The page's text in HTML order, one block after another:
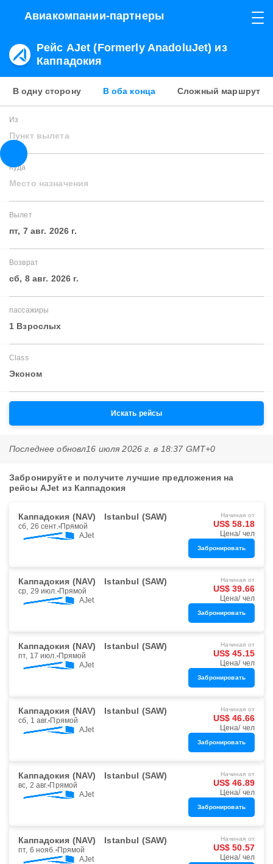
Авиакомпании-партнеры
Рейс AJet (Formerly AnadoluJet) из
Каппадокия
В одну сторону В оба конца Сложный маршрут
Из
Пункт вылета
Куда
Место назначения
Вылет
пт, 7 авг. 2026 г.
Возврат
сб, 8 авг. 2026 г.
пассажиры
1 Взрослых
Class
Эконом
Искать рейсы
Последнее обновл16 июля 2026 г. в 18:37 GMT+0
Забронируйте и получите лучшие предложения на
рейсы AJet из Каппадокия
Каппадокия (NAV) Istanbul (SAW)
сб, 26 сент. Прямой
AJet
Начиная от
US$ 58.18
Цена/ чел
Забронировать
Каппадокия (NAV) Istanbul (SAW)
ср, 29 июл. Прямой
AJet
Начиная от
US$ 39.66
Цена/ чел
Забронировать
Каппадокия (NAV) Istanbul (SAW)
пт, 17 июл. Прямой
AJet
Начиная от
US$ 45.15
Цена/ чел
Забронировать
Каппадокия (NAV) Istanbul (SAW)
сб, 1 авг. Прямой
AJet
Начиная от
US$ 46.66
Цена/ чел
Забронировать
Каппадокия (NAV) Istanbul (SAW)
вс, 2 авг. Прямой
AJet
Начиная от
US$ 46.89
Цена/ чел
Забронировать
Каппадокия (NAV) Istanbul (SAW)
пт, 6 нояб. Прямой
AJet
Начиная от
US$ 50.57
Цена/ чел